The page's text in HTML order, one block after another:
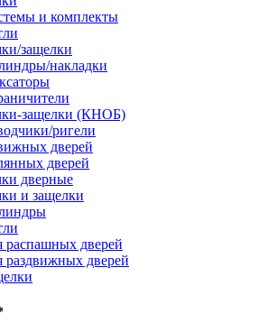
и комплекты
защелки
накладки
защелки (КНОБ)
ригели
дверей
дверей
дверные
и защелки
распашных дверей
раздвижных дверей